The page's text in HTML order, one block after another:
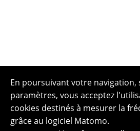
En poursuivant votre navigation,
paramètres, vous acceptez
cookies destinés à mesurer la
grâce au logiciel Matomo.